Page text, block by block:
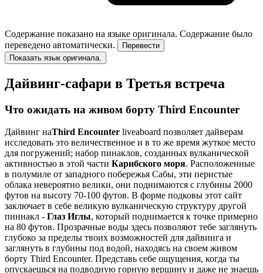
Содержание показано на языке оригинала. Содержание было
переведено автоматически.
Перевести
Показать язык оригинала.
Дайвинг-сафари в Третья встреча
Что ожидать на живом борту Third Encounter
Дайвинг наThird Encounter liveaboard позволяет дайверам
исследовать это величественное и в то же время жуткое место
для погружений; набор пинаклов, созданных вулканической
активностью в этой части Карибского моря. Расположенные
в полумиле от западного побережья Сабы, эти перистые
облака невероятно велики, они поднимаются с глубины 2000
футов на высоту 70-100 футов. В форме подковы этот сайт
заключает в себе великую вулканическую структуру другой
пиннакл - Глаз Иглы, который поднимается к точке примерно
на 80 футов. Прозрачные воды здесь позволяют тебе заглянуть
глубоко за пределы твоих возможностей для дайвинга и
заглянуть в глубины под водой, находясь на своем живом
борту Third Encounter. Представь себе ощущения, когда ты
опускаешься на подводную горную вершину и даже не знаешь